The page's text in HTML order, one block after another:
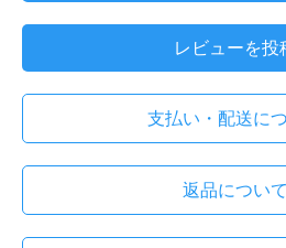
レビューを投
支払い・配送に
返品について